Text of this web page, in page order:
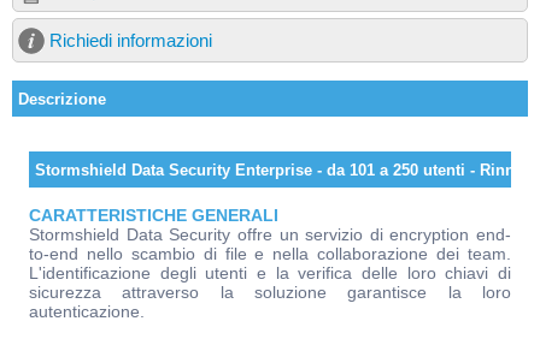
Richiedi informazioni
Descrizione
Stormshield Data Security Enterprise - da 101 a 250 utenti -
CARATTERISTICHE GENERALI
Stormshield Data Security offre un servizio di encryption end-
to-end nello scambio di file e nella collaborazione dei team.
L'identificazione degli utenti e la verifica delle loro chiavi di
sicurezza attraverso la soluzione garantisce la loro
autenticazione.